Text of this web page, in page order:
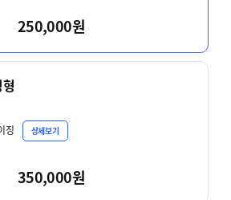
250,000원
징 상세보기
350,000원